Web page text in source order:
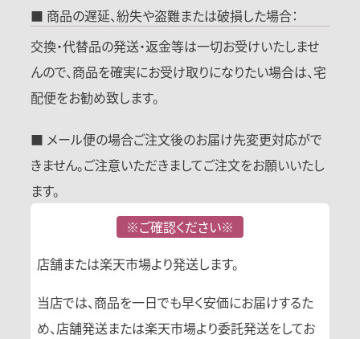
■ 商品の遅延、紛失や盗難または破損した場合：
交換・代替品の発送・返金等は一切お受けいたしませ
んので、商品を確実にお受け取りになりたい場合は、宅
配便をお勧め致します。
■ メール便の場合ご注文後のお届け先変更対応がで
きません。ご注意いただきましてご注文をお願いいたし
ます。
※ご確認ください※
店舗または楽天市場より発送します。
当店では、商品を一日でも早く安価にお届けするた
め、店舗発送または楽天市場より委託発送をしてお